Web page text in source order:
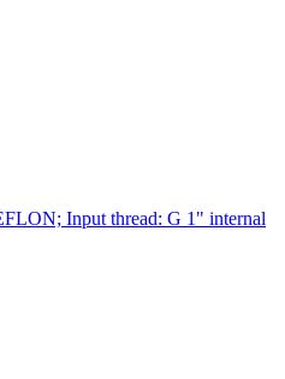
Input thread: G 1" internal